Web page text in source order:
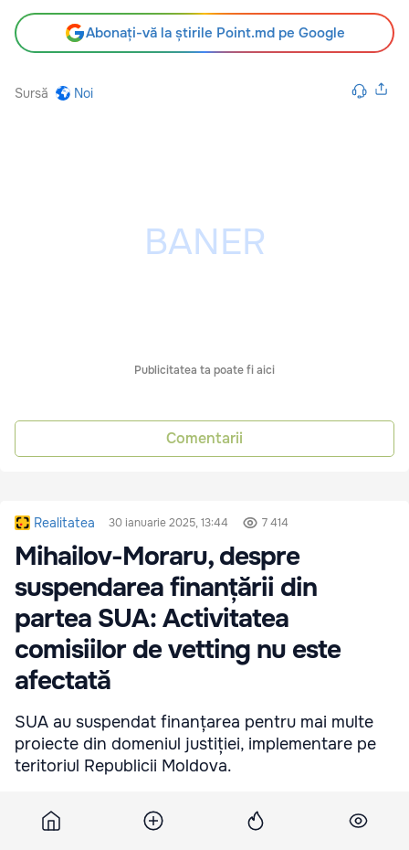
Abonați-vă la știrile Point.md pe Google
Sursă Noi
Publicitatea ta poate fi aici
Comentarii
Realitatea 30 ianuarie 2025, 13:44 7 414
Mihailov-Moraru, despre
suspendarea finanțării din
partea SUA: Activitatea
comisiilor de vetting nu este
afectată
SUA au suspendat finanțarea pentru mai multe
proiecte din domeniul justiției, implementare pe
teritoriul Republicii Moldova.